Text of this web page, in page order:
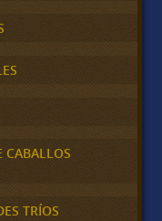
CABALLOS
TRÍOS